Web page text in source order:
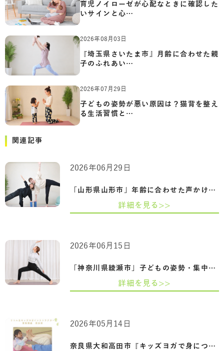
育児ノイローゼが心配なときに確認した
いサインと心…
2026年08月03日
『埼玉県さいたま市』月齢に合わせた親
子のふれあい…
2026年07月29日
子どもの姿勢が悪い原因は？猫背を整え
る生活習慣と…
関連記事
「山形県山形市」年齢に合わせた声かけと…
2026年06月29日
詳細を見る>>
「神奈川県綾瀬市」子どもの姿勢・集中力…
2026年06月15日
詳細を見る>>
奈良県大和高田市『キッズヨガで身につく…
2026年05月14日